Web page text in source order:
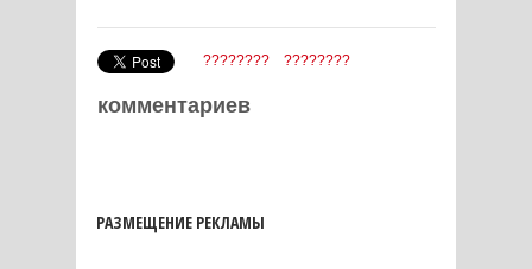
???????? ????????
комментариев
РАЗМЕЩЕНИЕ РЕКЛАМЫ